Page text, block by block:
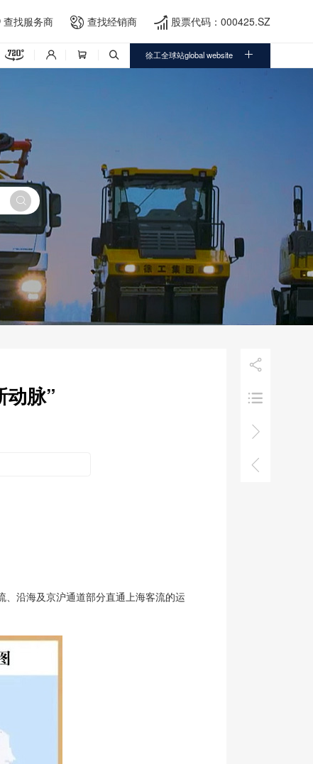
查找服务商  查找经销商  股票代码：000425.SZ
    徐工全球站global website 





动脉”
、沿海及京沪通道部分直通上海客流的运